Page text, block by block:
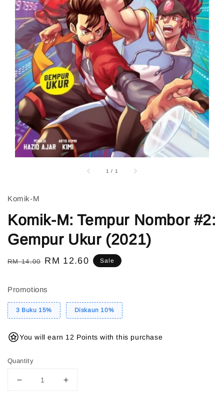
1 / 1
Komik-M
Komik-M: Tempur Nombor #2:
Gempur Ukur (2021)
Regular
RM 14.00 Sale
RM 12.60 Sale
Promotions
3 Buku 15% Diskaun 10%
You will earn 12 Points with this purchase
Quantity